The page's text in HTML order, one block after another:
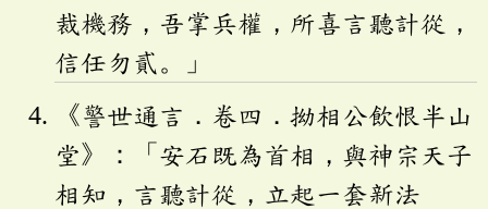
裁機務，吾掌兵權，所喜言聽計從，
信任勿貳。」
《警世通言．卷四．拗相公飲恨半山
堂》：「安石既為首相，與神宗天子
相知，言聽計從，立起一套新法